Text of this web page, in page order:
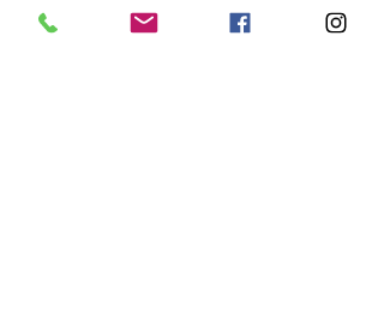
くださいね。